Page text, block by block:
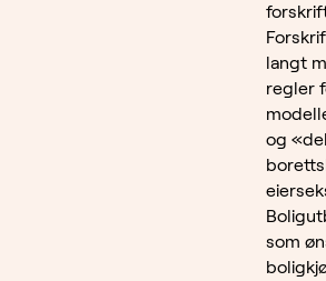
langt
regler
og
som